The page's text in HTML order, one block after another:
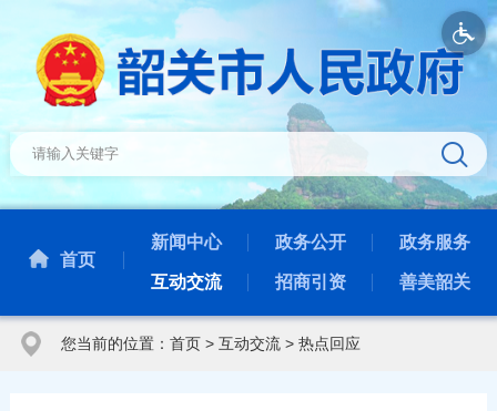
首页
新闻中心 政务公开 政务服务
互动交流 招商引资 善美韶关
您当前的位置： 首页> 互动交流> 热点回应